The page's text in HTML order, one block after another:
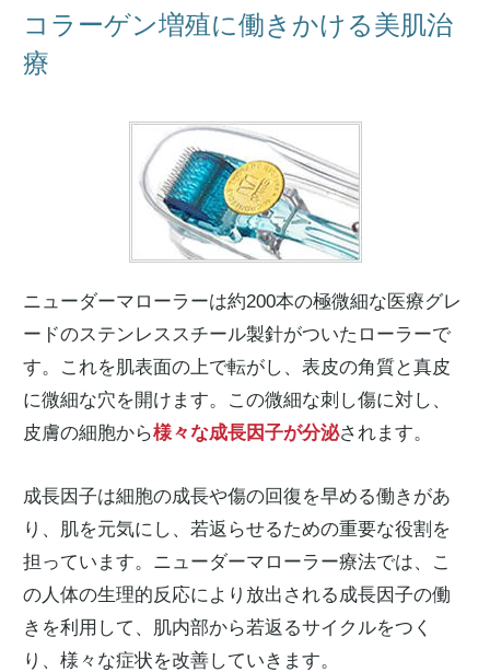
コラーゲン増殖に働きかける美肌治
療
ニューダーマローラーは約200本の極微細な医療グレ
ードのステンレススチール製針がついたローラーで
す。これを肌表面の上で転がし、表皮の角質と真皮
に微細な穴を開けます。この微細な刺し傷に対し、
皮膚の細胞から様々な成長因子が分泌されます。
成長因子は細胞の成長や傷の回復を早める働きがあ
り、肌を元気にし、若返らせるための重要な役割を
担っています。ニューダーマローラー療法では、こ
の人体の生理的反応により放出される成長因子の働
きを利用して、肌内部から若返るサイクルをつく
り、様々な症状を改善していきます。